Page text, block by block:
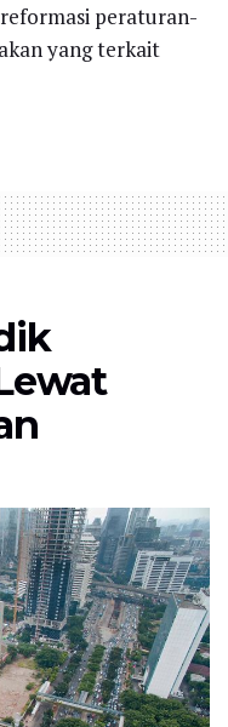
peraturan-
yang terkait